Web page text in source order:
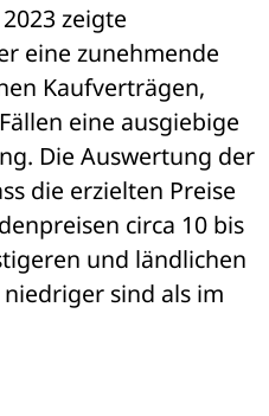
zeigte
eine zunehmende
Kaufverträgen,
eine ausgiebige
Die Auswertung der
die erzielten Preise
circa 10 bis
und ländlichen
sind als im